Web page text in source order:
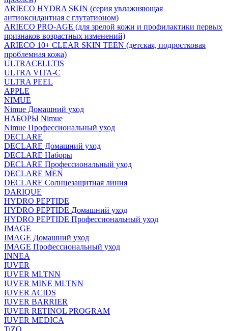
ARIECO HYDRA SKIN (серия увлажняющая
антиоксидантная с глутатионом)
ARIECO PRO-AGE (для зрелой кожи и профилактики первых
признаков возрастных изменений)
ARIECO 10+ CLEAR SKIN TEEN (детская, подростковая
проблемная кожа)
ULTRACELLTIS
ULTRA VITA-C
ULTRA PEEL
APPLE
NIMUE
Nimue Домашний уход
НАБОРЫ Nimue
Nimue Профессиональный уход
DECLARE
DECLARE Домашний уход
DECLARE Наборы
DECLARE Профессиональный уход
DECLARE MEN
DECLARE Солнцезащитная линия
DARIQUE
HYDRO PEPTIDE
HYDRO PEPTIDE Домашний уход
HYDRO PEPTIDE Профессиональный уход
IMAGE
IMAGE Домашний уход
IMAGE Профессиональный уход
INNEA
IUVER
IUVER MLTNN
IUVER MINE MLTNN
IUVER ACIDS
IUVER BARRIER
IUVER RETINOL PROGRAM
IUVER MEDICA
TiZO